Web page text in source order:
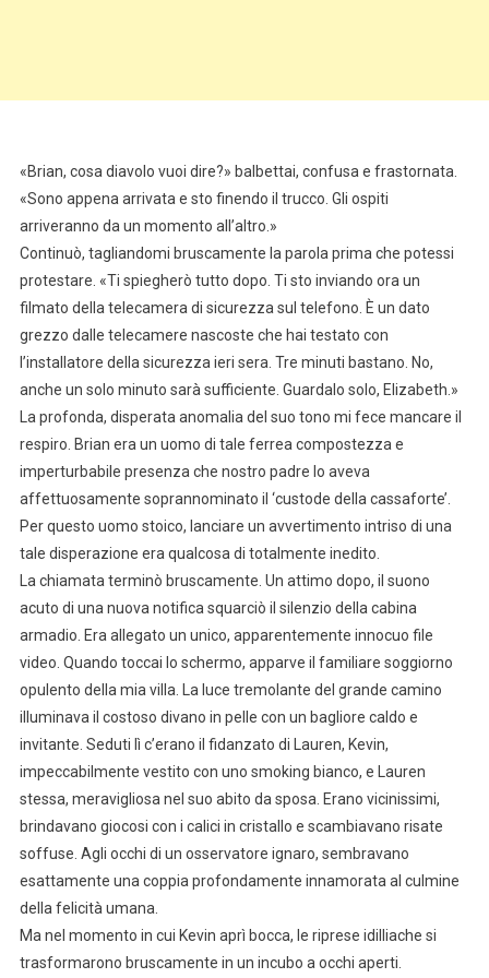
«Brian, cosa diavolo vuoi dire?» balbettai, confusa e frastornata.
«Sono appena arrivata e sto finendo il trucco. Gli ospiti
arriveranno da un momento all’altro.»
Continuò, tagliandomi bruscamente la parola prima che potessi
protestare. «Ti spiegherò tutto dopo. Ti sto inviando ora un
filmato della telecamera di sicurezza sul telefono. È un dato
grezzo dalle telecamere nascoste che hai testato con
l’installatore della sicurezza ieri sera. Tre minuti bastano. No,
anche un solo minuto sarà sufficiente. Guardalo solo, Elizabeth.»
La profonda, disperata anomalia del suo tono mi fece mancare il
respiro. Brian era un uomo di tale ferrea compostezza e
imperturbabile presenza che nostro padre lo aveva
affettuosamente soprannominato il ‘custode della cassaforte’.
Per questo uomo stoico, lanciare un avvertimento intriso di una
tale disperazione era qualcosa di totalmente inedito.
La chiamata terminò bruscamente. Un attimo dopo, il suono
acuto di una nuova notifica squarciò il silenzio della cabina
armadio. Era allegato un unico, apparentemente innocuo file
video. Quando toccai lo schermo, apparve il familiare soggiorno
opulento della mia villa. La luce tremolante del grande camino
illuminava il costoso divano in pelle con un bagliore caldo e
invitante. Seduti lì c’erano il fidanzato di Lauren, Kevin,
impeccabilmente vestito con uno smoking bianco, e Lauren
stessa, meravigliosa nel suo abito da sposa. Erano vicinissimi,
brindavano giocosi con i calici in cristallo e scambiavano risate
soffuse. Agli occhi di un osservatore ignaro, sembravano
esattamente una coppia profondamente innamorata al culmine
della felicità umana.
Ma nel momento in cui Kevin aprì bocca, le riprese idilliache si
trasformarono bruscamente in un incubo a occhi aperti.